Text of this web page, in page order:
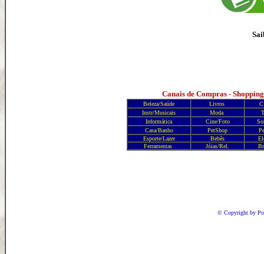
Canais de Compras - Shopping
Beleza/Saúde Livros
Instr/Musicais
Moda
Informática
Cine/Foto
Casa/Banho
PetShop
Esporte/Lazer
Bebês
Ferramentas
Jóias/Rel.
© Copyright by